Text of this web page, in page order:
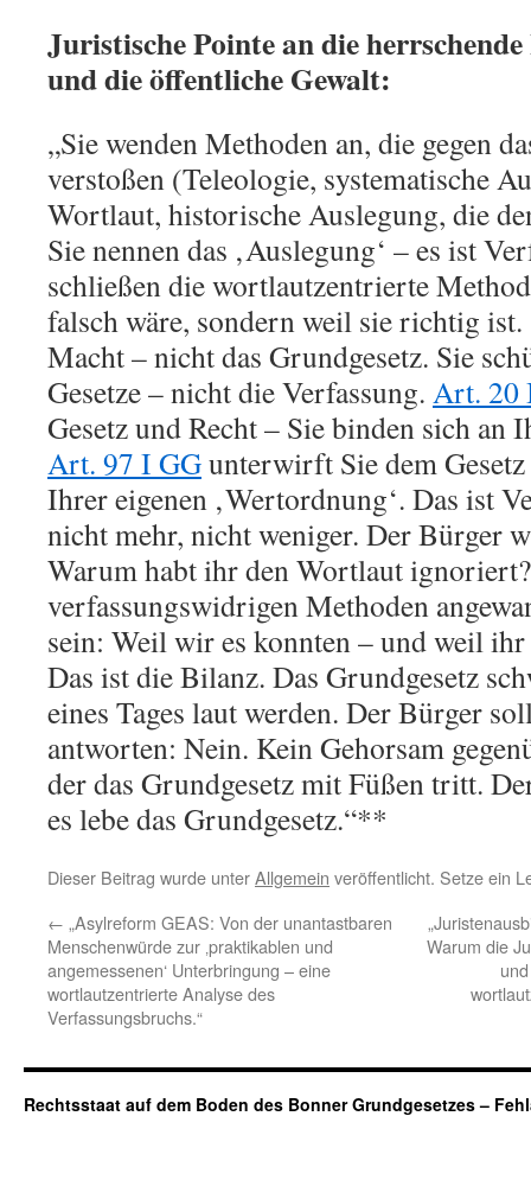
Juristische Pointe an die
und die öffentliche Gewalt:
„Sie wenden Methoden an, die gegen
verstoßen (Teleologie, systematische
Wortlaut, historische Auslegung, die
Sie nennen das ‚Auslegung‘ – es ist
schließen die wortlautzentrierte
falsch wäre, sondern weil sie richtig
Macht – nicht das Grundgesetz. Sie
Gesetze – nicht die Verfassung. Art. 20
Gesetz und Recht – Sie binden sich an
Art. 97 I GGunterwirft Sie dem
Ihrer eigenen ‚Wertordnung‘. Das ist
nicht mehr, nicht weniger. Der Bürger
Warum habt ihr den Wortlaut
verfassungswidrigen Methoden
sein: Weil wir es konnten – und weil ihr
Das ist die Bilanz. Das Grundgesetz
eines Tages laut werden. Der Bürger
antworten: Nein. Kein Gehorsam
der das Grundgesetz mit Füßen tritt.
es lebe das Grundgesetz.“**
Dieser Beitrag wurde unterAllgemein veröffentlicht. Setze ein
← „Asylreform GEAS: Von der unantastbaren
Menschenwürde zur ‚praktikablen und
angemessenen‘ Unterbringung – eine
wortlautzentrierte Analyse des
Verfassungsbruchs.“
Warum die
Rechtsstaat auf dem Boden des Bonner Grundgesetzes –